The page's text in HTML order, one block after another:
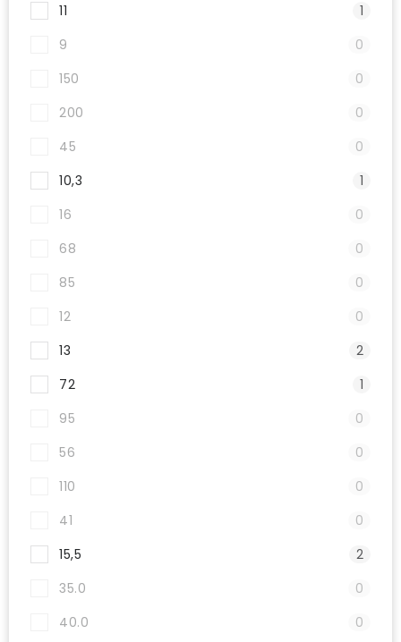
11
1
9
0
150
0
200
0
45
0
10,3
1
16
0
68
0
85
0
12
0
13
2
72
1
95
0
56
0
110
0
41
0
15,5
2
35.0
0
40.0
0